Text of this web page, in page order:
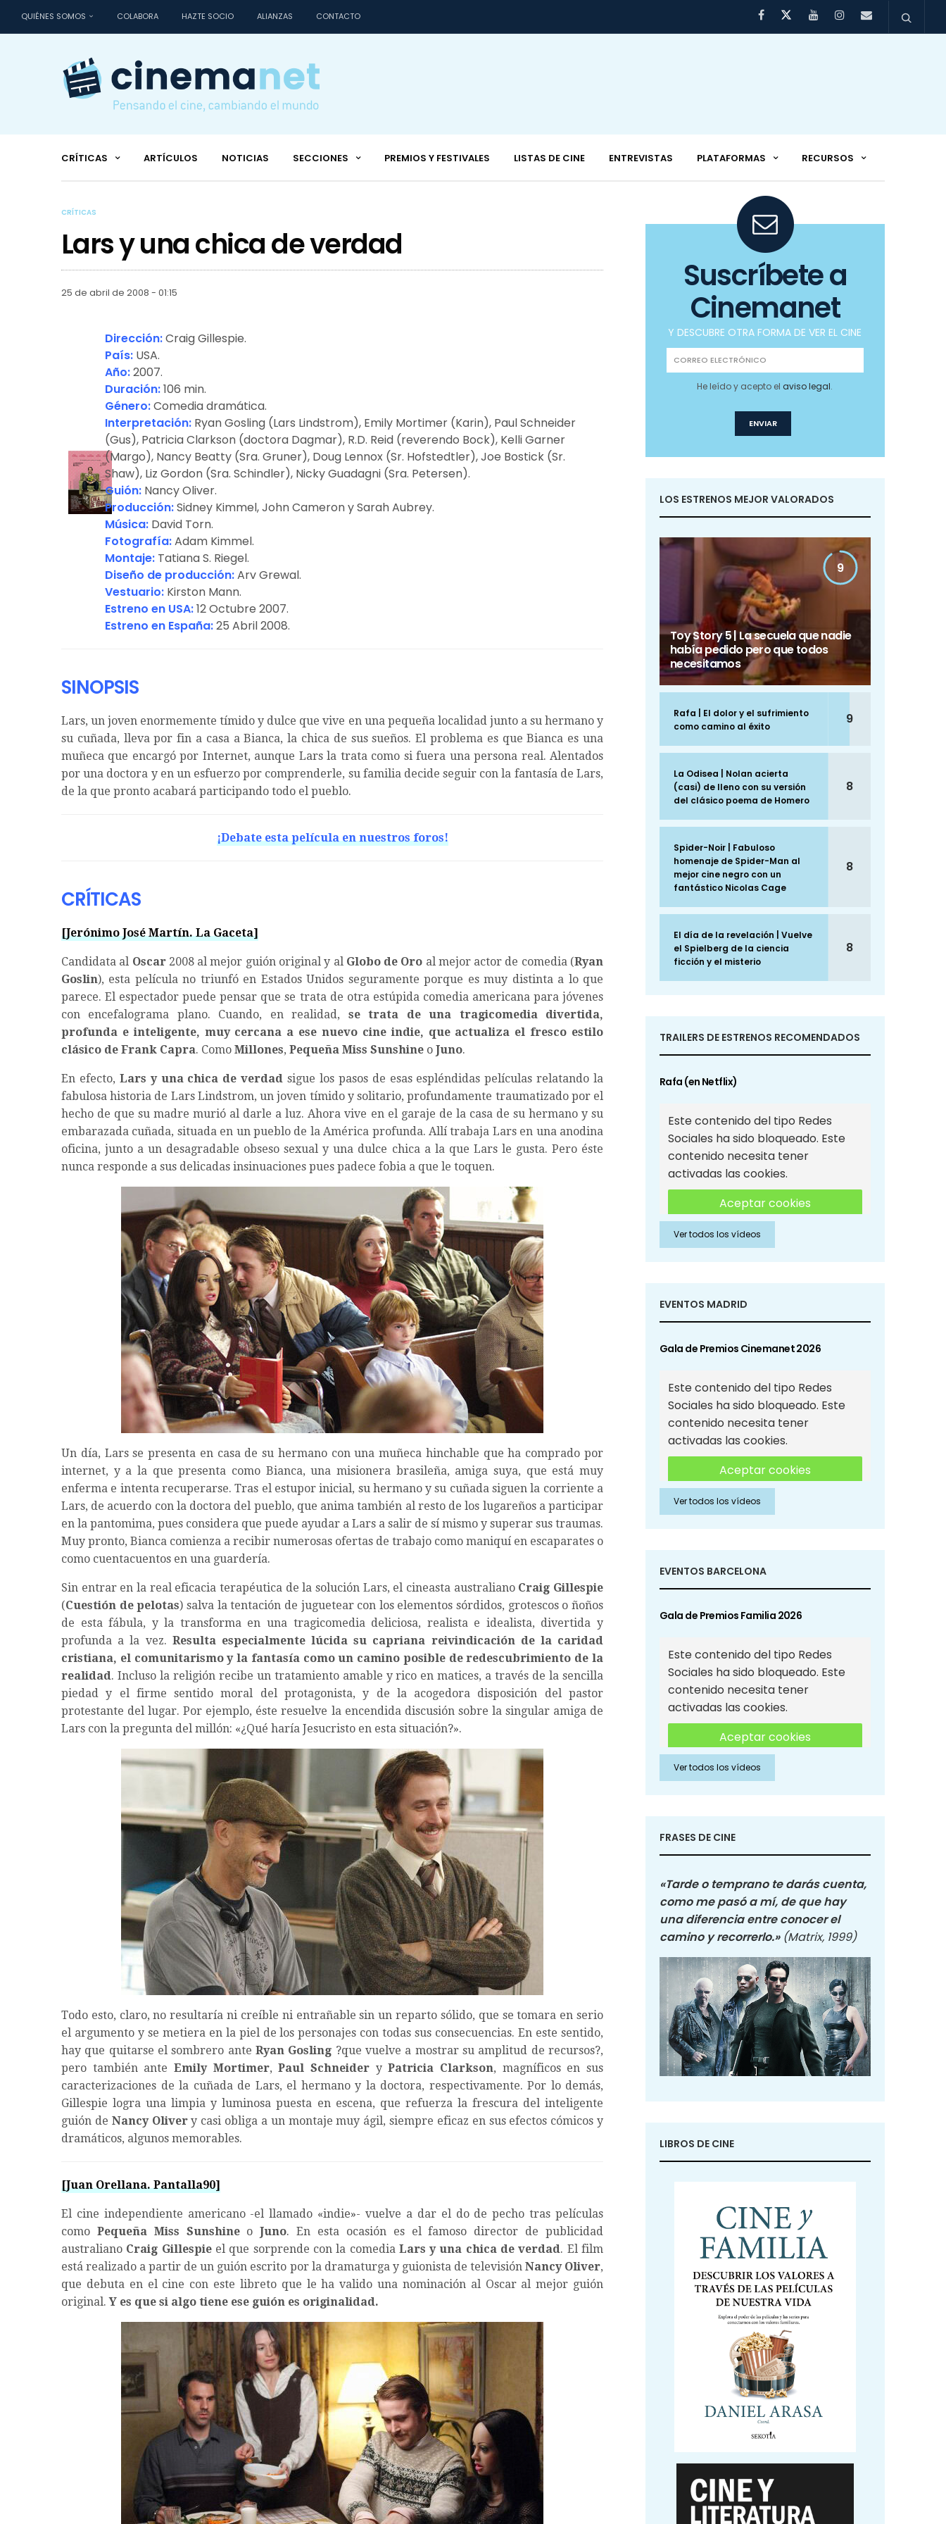
QUIÉNES SOMOS COLABORA HAZTE SOCIO ALIANZAS CONTACTO
CRÍTICAS ARTÍCULOS NOTICIAS SECCIONES PREMIOS Y FESTIVALES LISTAS DE CINE ENTREVISTAS PLATAFORMAS RECURSOS
CRÍTICAS
Lars y una chica de verdad
25 de abril de 2008 - 01:15
Dirección:Craig Gillespie.
País: USA.
Año:2007.
Duración:106 min.
Género:Comedia dramática.
Interpretación: Ryan Gosling (Lars Lindstrom), Emily Mortimer (Karin), Paul Schneider
(Gus), Patricia Clarkson (doctora Dagmar), R.D. Reid (reverendo Bock), Kelli Garner
(Margo), Nancy Beatty (Sra. Gruner), Doug Lennox (Sr. Hofstedtler), Joe Bostick (Sr.
Shaw), Liz Gordon (Sra. Schindler), Nicky Guadagni (Sra. Petersen).
Guión: Nancy Oliver.
Producción:Sidney Kimmel, John Cameron y Sarah Aubrey.
Música: David Torn.
Fotografía:Adam Kimmel.
Montaje: Tatiana S. Riegel.
Diseño de producción:Arv Grewal.
Vestuario: Kirston Mann.
Estreno en USA:12 Octubre 2007.
Estreno en España:25 Abril 2008.
SINOPSIS
Lars, un joven enormemente tímido y dulce que vive en una pequeña localidad junto a su hermano y
su cuñada, lleva por fin a casa a Bianca, la chica de sus sueños. El problema es que Bianca es una
muñeca que encargó por Internet, aunque Lars la trata como si fuera una persona real. Alentados
por una doctora y en un esfuerzo por comprenderle, su familia decide seguir con la fantasía de Lars,
de la que pronto acabará participando todo el pueblo.
¡Debate esta película en nuestros foros!
CRÍTICAS
[Jerónimo José Martín. La Gaceta]
Candidata al Oscar 2008 al mejor guión original y al Globo de Oro al mejor actor de comedia (Ryan
Goslin), esta película no triunfó en Estados Unidos seguramente porque es muy distinta a lo que
parece. El espectador puede pensar que se trata de otra estúpida comedia americana para jóvenes
con encefalograma plano. Cuando, en realidad, se trata de una tragicomedia divertida,
profunda e inteligente, muy cercana a ese nuevo cine indie, que actualiza el fresco estilo
clásico de Frank Capra. Como Millones, Pequeña Miss Sunshine o Juno.
En efecto, Lars y una chica de verdad sigue los pasos de esas espléndidas películas relatando la
fabulosa historia de Lars Lindstrom, un joven tímido y solitario, profundamente traumatizado por el
hecho de que su madre murió al darle a luz. Ahora vive en el garaje de la casa de su hermano y su
embarazada cuñada, situada en un pueblo de la América profunda. Allí trabaja Lars en una anodina
oficina, junto a un desagradable obseso sexual y una dulce chica a la que Lars le gusta. Pero éste
nunca responde a sus delicadas insinuaciones pues padece fobia a que le toquen.
Un día, Lars se presenta en casa de su hermano con una muñeca hinchable que ha comprado por
internet, y a la que presenta como Bianca, una misionera brasileña, amiga suya, que está muy
enferma e intenta recuperarse. Tras el estupor inicial, su hermano y su cuñada siguen la corriente a
Lars, de acuerdo con la doctora del pueblo, que anima también al resto de los lugareños a participar
en la pantomima, pues considera que puede ayudar a Lars a salir de sí mismo y superar sus traumas.
Muy pronto, Bianca comienza a recibir numerosas ofertas de trabajo como maniquí en escaparates o
como cuentacuentos en una guardería.
Sin entrar en la real eficacia terapéutica de la solución Lars, el cineasta australiano Craig Gillespie
(Cuestión de pelotas) salva la tentación de juguetear con los elementos sórdidos, grotescos o ñoños
de esta fábula, y la transforma en una tragicomedia deliciosa, realista e idealista, divertida y
profunda a la vez. Resulta especialmente lúcida su capriana reivindicación de la caridad
cristiana, el comunitarismo y la fantasía como un camino posible de redescubrimiento de la
realidad. Incluso la religión recibe un tratamiento amable y rico en matices, a través de la sencilla
piedad y el firme sentido moral del protagonista, y de la acogedora disposición del pastor
protestante del lugar. Por ejemplo, éste resuelve la encendida discusión sobre la singular amiga de
Lars con la pregunta del millón: «¿Qué haría Jesucristo en esta situación?».
Todo esto, claro, no resultaría ni creíble ni entrañable sin un reparto sólido, que se tomara en serio
el argumento y se metiera en la piel de los personajes con todas sus consecuencias. En este sentido,
hay que quitarse el sombrero ante Ryan Gosling ?que vuelve a mostrar su amplitud de recursos?,
pero también ante Emily Mortimer,Paul Schneider yPatricia Clarkson, magníficos en sus
caracterizaciones de la cuñada de Lars, el hermano y la doctora, respectivamente. Por lo demás,
Gillespie logra una limpia y luminosa puesta en escena, que refuerza la frescura del inteligente
guión de Nancy Olivery casi obliga a un montaje muy ágil, siempre eficaz en sus efectos cómicos y
dramáticos, algunos memorables.
[Juan Orellana. Pantalla90]
El cine independiente americano -el llamado «indie»- vuelve a dar el do de pecho tras películas
como Pequeña Miss SunshineoJuno. En esta ocasión es el famoso director de publicidad
australiano Craig Gillespieel que sorprende con la comedia Lars y una chica de verdad. El film
está realizado a partir de un guión escrito por la dramaturga y guionista de televisión Nancy Oliver,
que debuta en el cine con este libreto que le ha valido una nominación al Oscar al mejor guión
original.Y es que si algo tiene ese guión es originalidad.
Suscríbete a
Cinemanet
Y DESCUBRE OTRA FORMA DE VER EL CINE
He leído y acepto elaviso legal.
LOS ESTRENOS MEJOR VALORADOS
9
Toy Story 5 | La secuela que nadie
había pedido pero que todos
necesitamos
Rafa | El dolor y el sufrimiento
como camino al éxito
9
La Odisea | Nolan acierta
(casi) de lleno con su versión
del clásico poema de Homero
8
Spider-Noir | Fabuloso
homenaje de Spider-Man al
mejor cine negro con un
fantástico Nicolas Cage
8
El día de la revelación | Vuelve
el Spielberg de la ciencia
ficción y el misterio
8
TRAILERS DE ESTRENOS RECOMENDADOS
Rafa (en Netflix)
Este contenido del tipo Redes
Sociales ha sido bloqueado. Este
contenido necesita tener
activadas las cookies.
Aceptar cookies
Aceptar cookies de Redes
Sociales
Ver todos los vídeos
EVENTOS MADRID
Gala de Premios Cinemanet 2026
Este contenido del tipo Redes
Sociales ha sido bloqueado. Este
contenido necesita tener
activadas las cookies.
Aceptar cookies
Aceptar cookies de Redes
Sociales
Ver todos los vídeos
EVENTOS BARCELONA
Gala de Premios Familia 2026
Este contenido del tipo Redes
Sociales ha sido bloqueado. Este
contenido necesita tener
activadas las cookies.
Aceptar cookies
Aceptar cookies de Redes
Sociales
Ver todos los vídeos
FRASES DE CINE
«Tarde o temprano te darás cuenta,
como me pasó a mí, de que hay
una diferencia entre conocer el
camino y recorrerlo.» (Matrix, 1999)
LIBROS DE CINE